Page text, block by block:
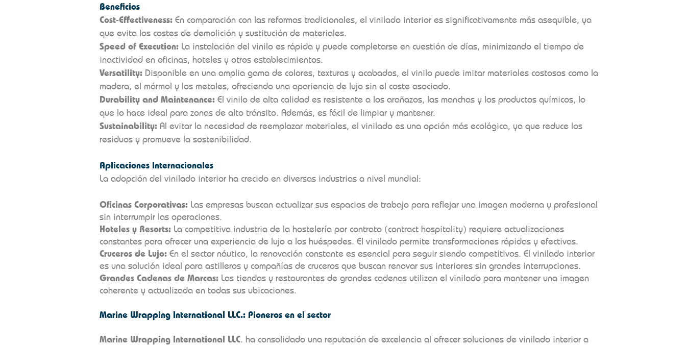
Beneficios
Cost-Effectiveness: En comparación con las reformas tradicionales, el vinilado interior es significativamente más asequible, ya
que evita los costes de demolición y sustitución de materiales.
Speed of Execution: La instalación del vinilo es rápida y puede completarse en cuestión de días, minimizando el tiempo de
inactividad en oficinas, hoteles y otros establecimientos.
Versatility: Disponible en una amplia gama de colores, texturas y acabados, el vinilo puede imitar materiales costosos como la
madera, el mármol y los metales, ofreciendo una apariencia de lujo sin el coste asociado.
Durability and Maintenance: El vinilo de alta calidad es resistente a los arañazos, las manchas y los productos químicos, lo
que lo hace ideal para zonas de alto tránsito. Además, es fácil de limpiar y mantener.
Sustainability: Al evitar la necesidad de reemplazar materiales, el vinilado es una opción más ecológica, ya que reduce los
residuos y promueve la sostenibilidad.
Aplicaciones Internacionales
La adopción del vinilado interior ha crecido en diversas industrias a nivel mundial:
Oficinas Corporativas: Las empresas buscan actualizar sus espacios de trabajo para reflejar una imagen moderna y profesional
sin interrumpir las operaciones.
Hoteles y Resorts: La competitiva industria de la hostelería por contrato (contract hospitality) requiere actualizaciones
constantes para ofrecer una experiencia de lujo a los huéspedes. El vinilado permite transformaciones rápidas y efectivas.
Cruceros de Lujo: En el sector náutico, la renovación constante es esencial para seguir siendo competitivos. El vinilado interior
es una solución ideal para astilleros y compañías de cruceros que buscan renovar sus interiores sin grandes interrupciones.
Grandes Cadenas de Marcas: Las tiendas y restaurantes de grandes cadenas utilizan el vinilado para mantener una imagen
coherente y actualizada en todas sus ubicaciones.
Marine Wrapping International LLC.: Pioneros en el sector
Marine Wrapping International LLC. ha consolidado una reputación de excelencia al ofrecer soluciones de vinilado interior a